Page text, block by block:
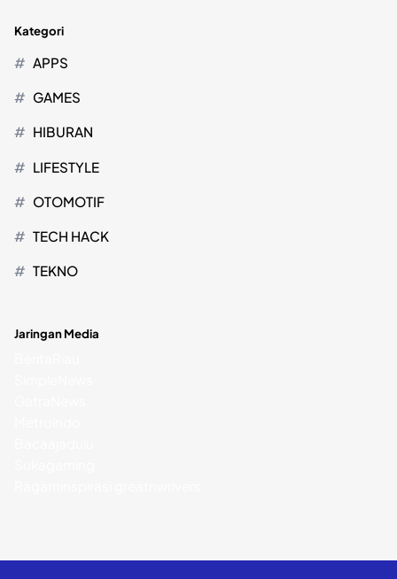
Kategori
APPS
GAMES
HIBURAN
LIFESTYLE
OTOMOTIF
TECH HACK
TEKNO
Jaringan Media